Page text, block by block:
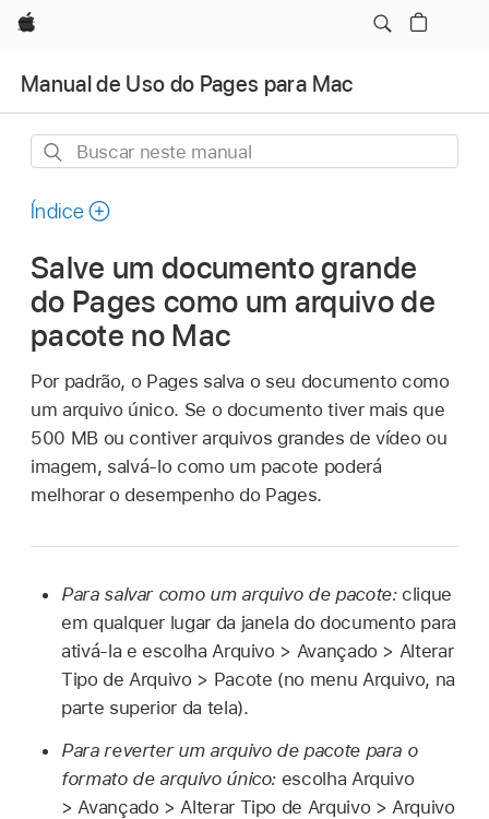
Apple
Manual de Uso do Pages para Mac
Buscar
manual
Índice
Salve um documento grande
do Pages como um arquivo de
pacote no Mac
Por padrão, o Pages salva o seu documento como
um arquivo único. Se o documento tiver mais que
500 MB ou contiver arquivos grandes de vídeo ou
imagem, salvá-lo como um pacote poderá
melhorar o desempenho do Pages.
Para salvar como um arquivo de pacote: clique
em qualquer lugar da janela do documento para
ativá-la e escolha Arquivo > Avançado > Alterar
Tipo de Arquivo > Pacote (no menu Arquivo, na
parte superior da tela).
Para reverter um arquivo de pacote para o
formato de arquivo único: escolha Arquivo
> Avançado > Alterar Tipo de Arquivo > Arquivo